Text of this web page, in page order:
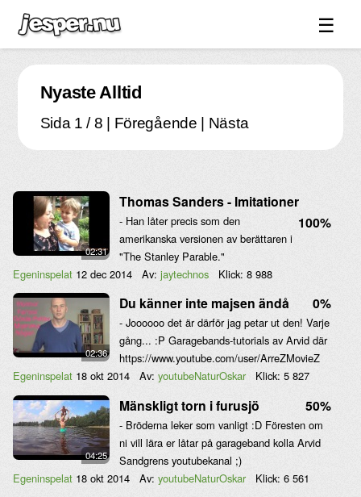
☰
Spel ↓
Bilder ↓
Forum ↓
Länkar
Blandat ↓
Om sidan ↓
Nyaste Alltid
Sida 1 / 8 | Föregående | Nästa
02:31
Thomas Sanders - Imitationer
100%
- Han låter precis som den
amerikanska versionen av berättaren i
"The Stanley Parable."
Egeninspelat 12 dec 2014 Av: jaytechnos Klick: 8 988
02:36
Du känner inte majsen ändå 0%
- Joooooo det är därför jag petar ut den! Varje
gång... :P Garagebands-tutorials av Arvid där
https://www.youtube.com/user/ArreZMovieZ
Egeninspelat 18 okt 2014 Av: youtubeNaturOskar Klick: 5 827
04:25
Mänskligt torn i furusjö 50%
- Bröderna leker som vanligt :D Föresten om
ni vill lära er låtar på garageband kolla Arvid
Sandgrens youtubekanal ;)
Egeninspelat 18 okt 2014 Av: youtubeNaturOskar Klick: 6 561